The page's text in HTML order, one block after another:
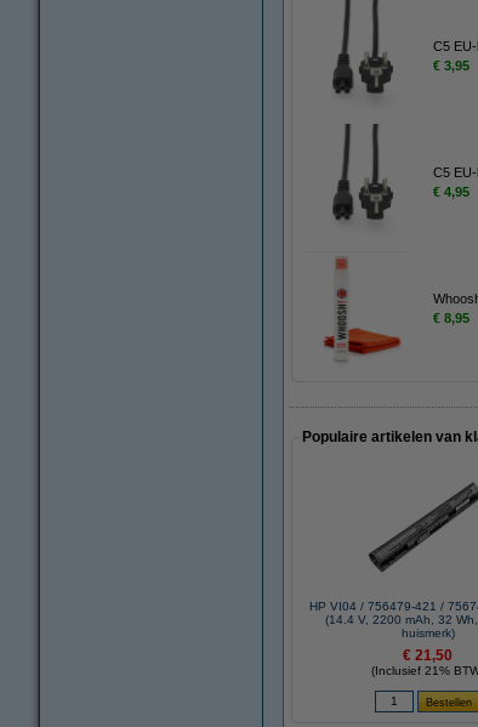
C5
€ 3,95
C5
€ 4,95
€ 8,95
Populaire artikelen van
HP VI04 / 756479-421 /
(14.4 V, 2200 mAh, 32
huismerk)
€ 21,50
(Inclusief 21%